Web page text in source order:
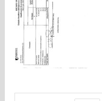
M
N